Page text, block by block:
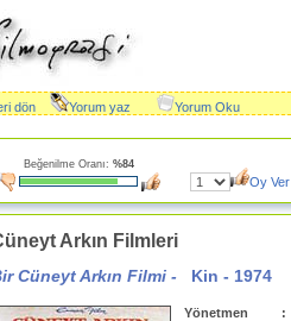
dön Yorum yaz Yorum Oku
Beğenilme Oranı: %84
Oy Ver
Arkın Filmleri
Cüneyt Arkın Filmi - Kin - 1974
Yönetmen
: